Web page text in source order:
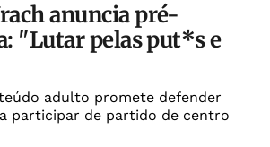
anuncia pré-
"Lutar pelas put*s e
adulto promete defender
participar de partido de centro